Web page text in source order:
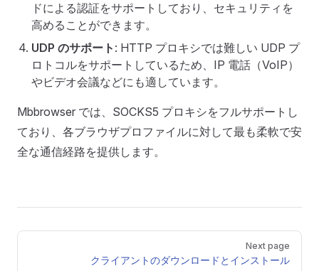
ドによる認証をサポートしており、セキュリティを
高めることができます。
UDP のサポート : HTTP プロキシでは難しい UDP プ
ロトコルをサポートしているため、IP 電話（VoIP）
やビデオ会議などにも適しています。
Mbbrowser では、SOCKS5 プロキシをフルサポートし
ており、各ブラウザプロファイルに対して最も柔軟で安
全な通信経路を提供します。
Pager
Next page
クライアントのダウンロードとインストール